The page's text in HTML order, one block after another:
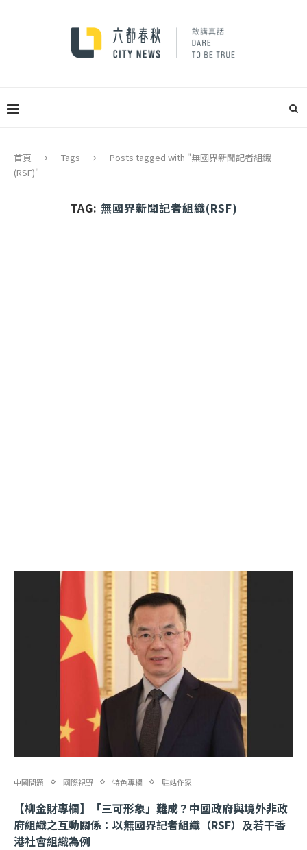
首頁 Tags
Posts tagged with "無國界新聞記者組織
(RSF)"
TAG: 無國界新聞記者組織(RSF)
中國問題 國際視野 特色專欄 駐站作家
【柳金財專欄】「三可形象」難成？中國政府與境外非政
府組織之互動關係：以無國界記者組織（RSF）及若干香
港社會組織為例